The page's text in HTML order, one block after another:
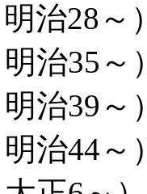
治28～
治35～
治39～
治44～